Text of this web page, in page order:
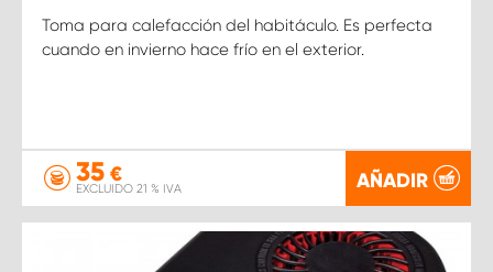
Toma para calefacción del habitáculo. Es perfecta
cuando en invierno hace frío en el exterior.
35 €
EXCLUIDO 21 % IVA AÑADIR